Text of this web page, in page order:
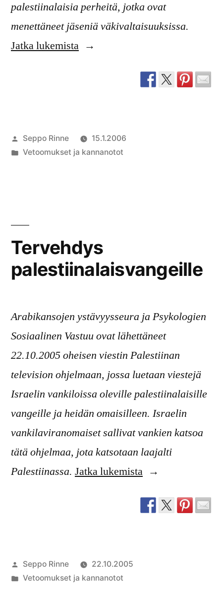
palestiinalaisia perheitä, jotka ovat
menettäneet jäseniä väkivaltaisuuksissa.
Jatka lukemista”Kirje
Palestiinalaiselle
Artikkelin
julkaisija
Seppo Rinne
15.1.2006
Julkaistu
Vetoomukset ja kannanotot
Tervehdys
palestiinalaisvangeille
Arabikansojen ystävyysseura ja Psykologien
Sosiaalinen Vastuu ovat lähettäneet
22.10.2005 oheisen viestin Palestiinan
television ohjelmaan, jossa luetaan viestejä
Israelin vankiloissa oleville palestiinalaisille
vangeille ja heidän omaisilleen. Israelin
vankilaviranomaiset sallivat vankien katsoa
tätä ohjelmaa, jota katsotaan laajalti
Palestiinassa. Jatka lukemista”Tervehdys
Artikkelin
julkaisija
Seppo Rinne
22.10.2005
Julkaistu
Vetoomukset ja kannanotot